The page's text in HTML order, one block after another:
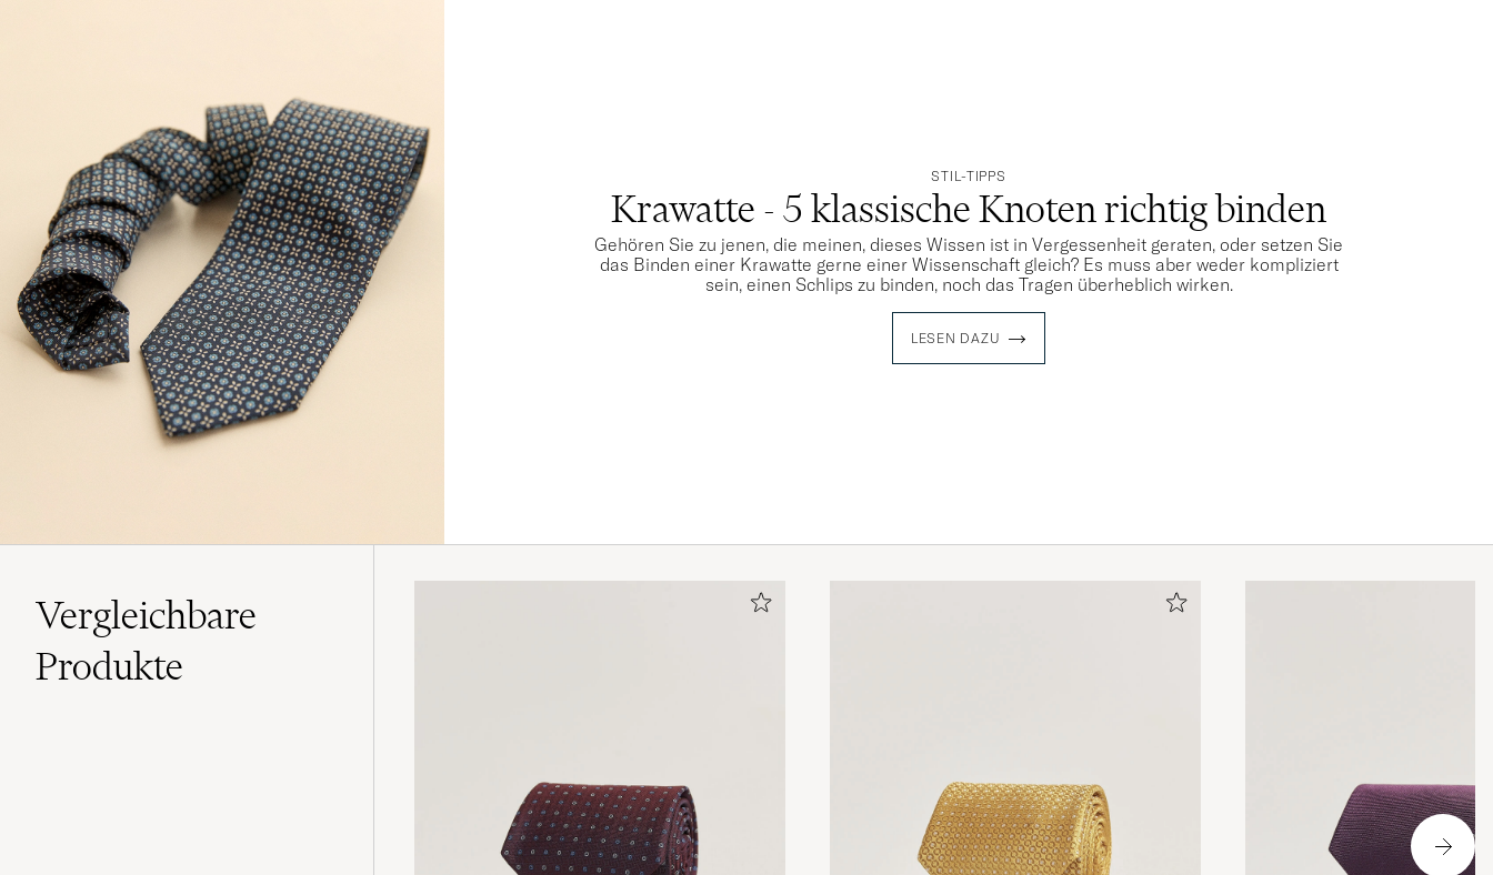
STIL-TIPPS
Krawatte - 5 klassische Knoten richtig binden
Gehören Sie zu jenen, die meinen, dieses Wissen ist in Vergessenheit geraten, oder setzen Sie
das Binden einer Krawatte gerne einer Wissenschaft gleich? Es muss aber weder kompliziert
sein, einen Schlips zu binden, noch das Tragen überheblich wirken.
LESEN DAZU
Vergleichbare
Produkte